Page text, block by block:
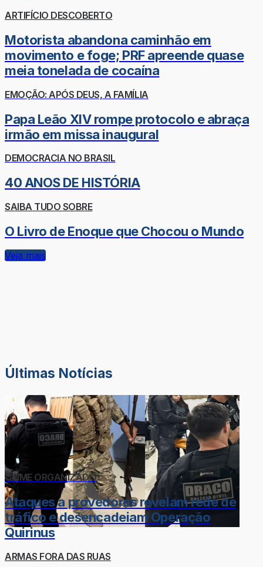
ARTIFÍCIO DESCOBERTO
Motorista abandona caminhão em
movimento e foge; PRF apreende quase
meia tonelada de cocaína
EMOÇÃO: APÓS DEUS, A FAMÍLIA
Papa Leão XIV rompe protocolo e abraça
irmão em missa inaugural
DEMOCRACIA NO BRASIL
40 ANOS DE HISTÓRIA
SAIBA TUDO SOBRE
O Livro de Enoque que Chocou o Mundo
Veja mais
Últimas Notícias
CRIME ORGANIZADO
Ataques a provedores revelam rede de
tráfico e desencadeiam Operação
Quirinus
ARMAS FORA DAS RUAS